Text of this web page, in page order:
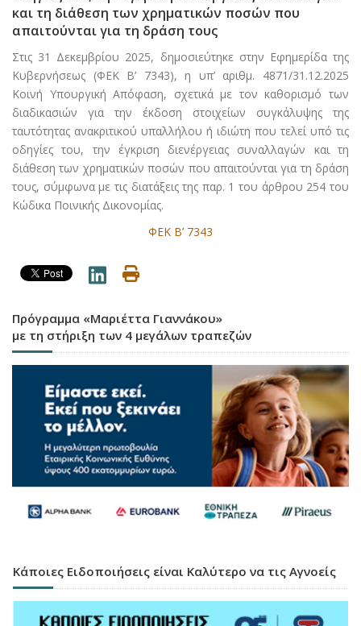
και τη διάθεση των χρηματικών ποσών που
απαιτούνται για τη δράση τους
Στις 31 Δεκεμβρίου 2025, δημοσιεύτηκε στην Εφημερίδα της
Κυβερνήσεως (ΦΕΚ Β’ 7343), η υπ’ αριθμ. 4871/31.12.2025
Κοινή Υπουργική Απόφαση, σχετικά με τον καθορισμό των
διαδικασιών για την έκδοση στοιχείων συγκάλυψης της
ταυτότητας ανακριτικού υπαλλήλου ή ιδιώτη που τελεί υπό τις
οδηγίες του, την έγκριση διενέργειας συναλλαγών και τη
διάθεση των χρηματικών ποσών που απαιτούνται για τη δράση
τους, σύμφωνα με τις διατάξεις της παρ. 1 του άρθρου 254 του
Κώδικα Ποινικής Δικονομίας.
ΦΕΚ Β’ 7343
Πρόγραμμα «Μαριέττα Γιαννάκου»
με τη στήριξη των 4 μεγάλων τραπεζών
Κάποιες Ειδοποιήσεις είναι Καλύτερο να τις Αγνοείς